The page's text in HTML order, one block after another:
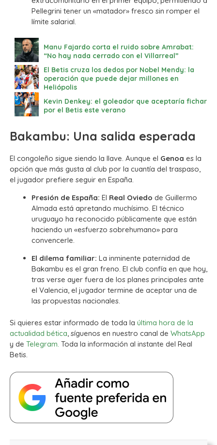
Pellegrini tener un «matador» fresco sin romper el
límite salarial.
Manu Fajardo corta el ruido sobre Amrabat:
“No hay nada cerrado con el Villarreal”
El Betis cruza los dedos por Nobel Mendy: la
operación que puede dejar millones en
Heliópolis
Kevin Denkey: el goleador que aceptaría fichar
por el Betis este verano
Bakambu: Una salida esperada
El congoleño sigue siendo la llave. Aunque el Genoa es la
opción que más gusta al club por la cuantía del traspaso,
el jugador prefiere seguir en España.
Presión de España: El Real Oviedo de Guillermo
Almada está apretando muchísimo. El técnico
uruguayo ha reconocido públicamente que están
haciendo un «esfuerzo sobrehumano» para
convencerle.
El dilema familiar: La inminente paternidad de
Bakambu es el gran freno. El club confía en que hoy,
tras verse ayer fuera de los planes principales ante
el Valencia, el jugador termine de aceptar una de
las propuestas nacionales.
Si quieres estar informado de toda la última hora de la
actualidad bética , síguenos en nuestro canal de WhatsApp
y de Telegram. Toda la información al instante del Real
Betis.